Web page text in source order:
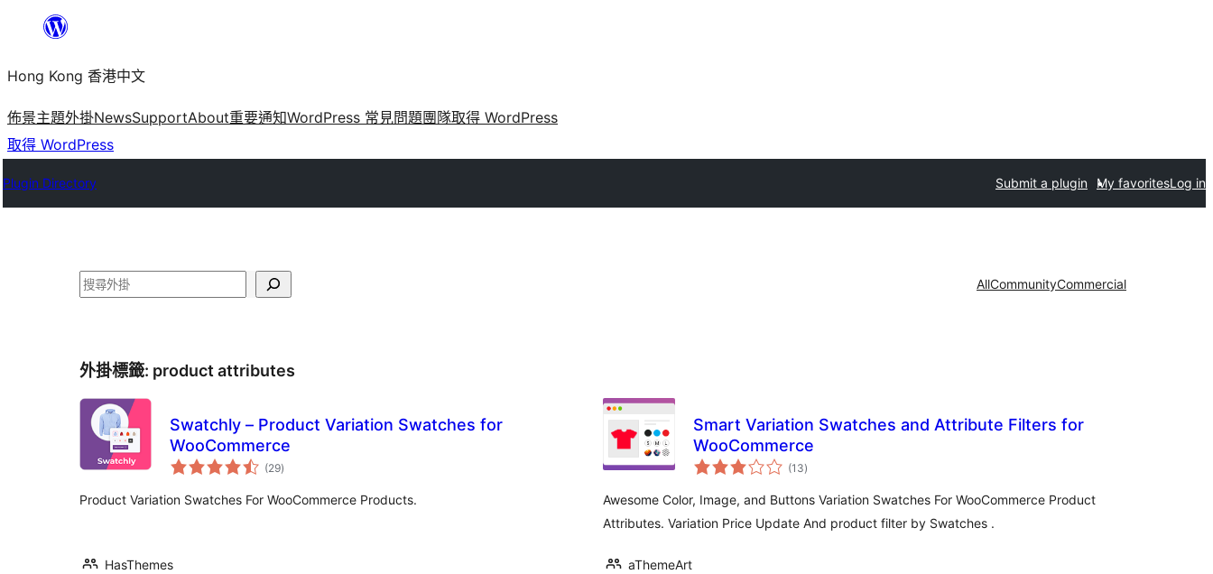
主
要
內
容
Hong Kong 香港中文
佈景主題外掛NewsSupportAbout重要通知WordPress 常見問題團隊取得 WordPress
取得 WordPress
Plugin Directory Submit a plugin My favoritesLog in
搜
AllCommunityCommercial
外掛標籤: product attributes
Swatchly – Product Variation Swatches for
WooCommerce
(29總
評)
Product Variation Swatches For WooCommerce Products.
HasThemes
Smart Variation Swatches and Attribute Filters for
WooCommerce
(13總
評)
Awesome Color, Image, and Buttons Variation Swatches For WooCommerce Product
Attributes. Variation Price Update And product filter by Swatches .
aThemeArt